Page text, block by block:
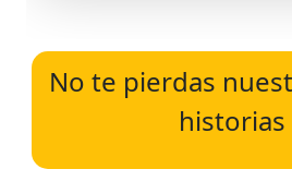
No te pierdas
historias